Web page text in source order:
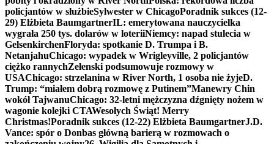
policjantów w służbieSylwester w ChicagoPoradnik sukces (12-
29) Elżbieta BaumgartnerIL: emerytowana nauczycielka
wygrała 250 tys. dolarów w loteriiNiemcy: napad stulecia w
GelsenkirchenFloryda: spotkanie D. Trumpa i B.
NetanjahuChicago: wypadek w Wrigleyville, 2 policjantów
ciężko rannychZełenski podsumowuje rozmowy w
USAChicago: strzelanina w River North, 1 osoba nie żyjeD.
Trump: “miałem dobrą rozmowę z Putinem”Manewry Chin
wokół TajwanuChicago: 32-letni mężczyzna dźgnięty nożem w
wagonie kolejki CTAWesołych Świąt! Merry
Christmas!Poradnik sukces (12-22) Elżbieta BaumgartnerJ.D.
Vance: spór o Donbas główną barierą w rozmowach o